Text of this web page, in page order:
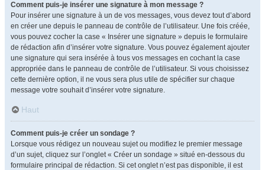
Comment puis-je insérer une signature à mon message ?
Pour insérer une signature à un de vos messages, vous devez tout d’abord
en créer une depuis le panneau de contrôle de l’utilisateur. Une fois créée,
vous pouvez cocher la case « Insérer une signature » depuis le formulaire
de rédaction afin d’insérer votre signature. Vous pouvez également ajouter
une signature qui sera insérée à tous vos messages en cochant la case
appropriée dans le panneau de contrôle de l’utilisateur. Si vous choisissez
cette dernière option, il ne vous sera plus utile de spécifier sur chaque
message votre souhait d’insérer votre signature.
Haut
Comment puis-je créer un sondage ?
Lorsque vous rédigez un nouveau sujet ou modifiez le premier message
d’un sujet, cliquez sur l’onglet « Créer un sondage » situé en-dessous du
formulaire principal de rédaction. Si cet onglet n’est pas disponible, il est